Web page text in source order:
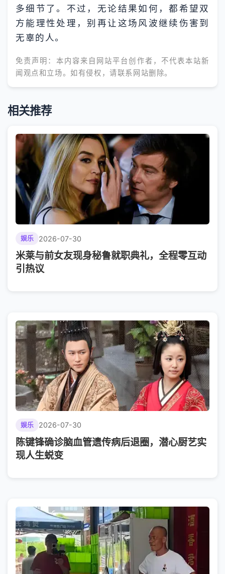
多细节了。不过，无论结果如何，都希望双
方能理性处理，别再让这场风波继续伤害到
无辜的人。
免责声明：本内容来自网站平台创作者，不代表本站新
闻观点和立场。如有侵权，请联系网站删除。
相关推荐
娱乐 2026-07-30
米莱与前女友现身秘鲁就职典礼，全程零互动
引热议
娱乐 2026-07-30
陈键锋确诊脑血管遗传病后退圈，潜心厨艺实
现人生蜕变